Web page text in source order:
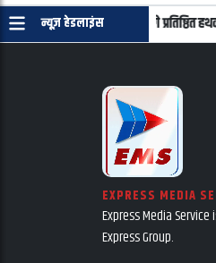
न्यूज़ हेडलाइंस
दिवस पर 22 हस्तियों को मिलेंगे प्रतिष्ठित
EXPRESS MEDIA
Express Media
Express Group.